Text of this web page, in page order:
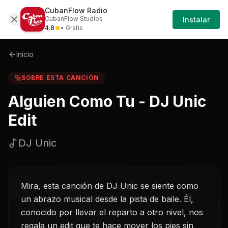
Sobre Alguien-como-tu---dj-unic-edit-dj-unic
Iniciar
Sesión
Inicio
SOBRE ESTA CANCIÓN
Alguien Como Tu - DJ Unic
Edit
DJ Unic
Mira, esta canción de DJ Unic se siente como
un abrazo musical desde la pista de baile. Él,
conocido por llevar el reparto a otro nivel, nos
regala un edit que te hace mover los pies sin
CubanFlow Radio
CubanFlow Studios
4.8
• Gratis
Instalar